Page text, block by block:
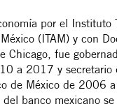
por el Instituto
(ITAM) y con
Chicago, fue
a 2017 y secretario
de México de 2006
banco mexicano